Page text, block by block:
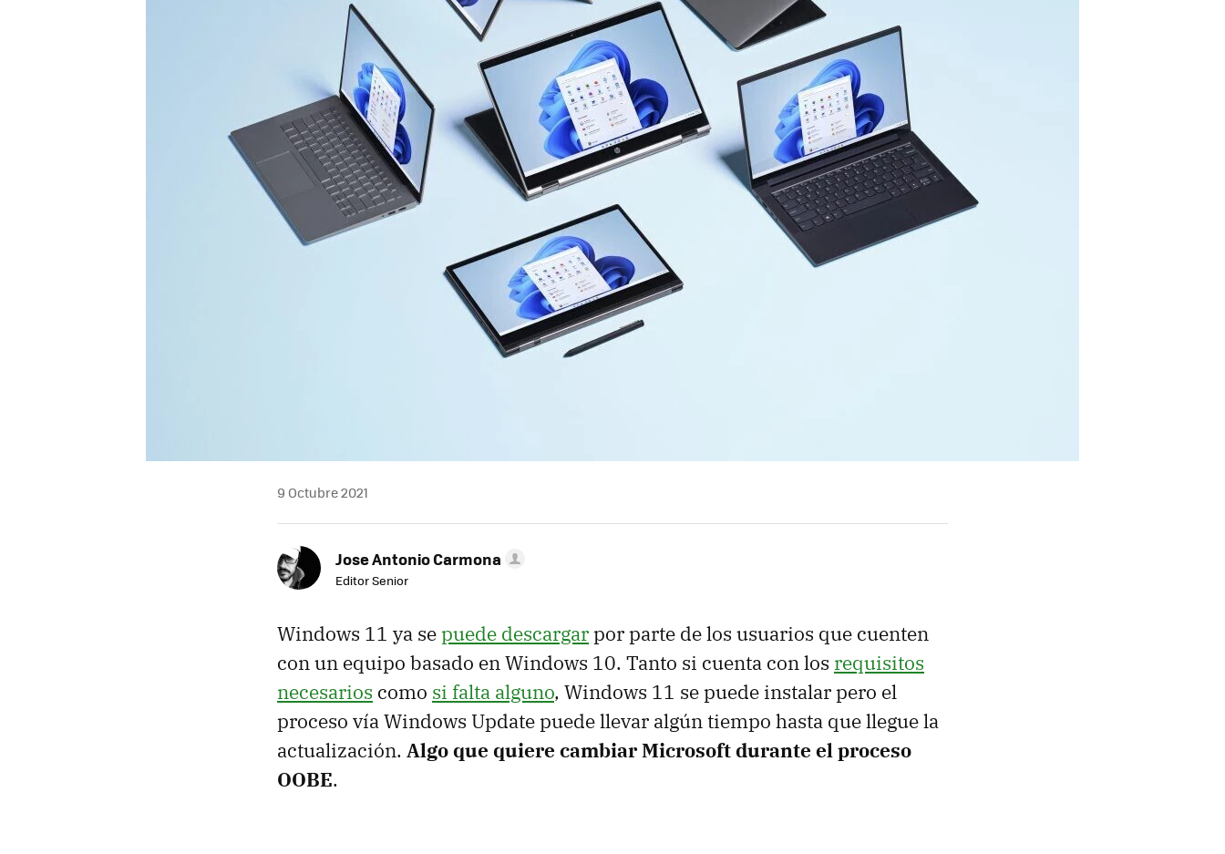
9 Octubre 2021
Jose Antonio Carmona
Editor Senior
Windows 11 ya sepuede descargarpor parte de los usuarios que cuenten
con un equipo basado en Windows 10. Tanto si cuenta con los requisitos
necesarios como si falta alguno, Windows 11 se puede instalar pero el
proceso vía Windows Update puede llevar algún tiempo hasta que llegue la
actualización. Algo que quiere cambiar Microsoft durante el proceso
OOBE.